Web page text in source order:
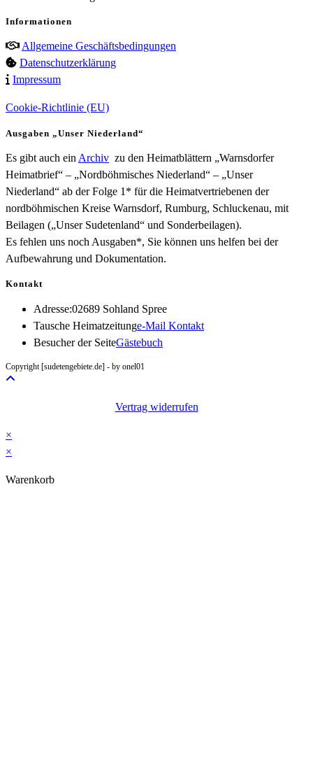
Informationen
Allgemeine Geschäftsbedingungen
Datenschutzerklärung
Impressum
Cookie-Richtlinie (EU)
Ausgaben „Unser Niederland“
Es gibt auch ein Archiv zu den Heimatblättern „Warnsdorfer
Heimatbrief“ – „Nordböhmisches Niederland“ – „Unser
Niederland“ ab der Folge 1* für die Heimatvertriebenen der
nordböhmischen Kreise Warnsdorf, Rumburg, Schluckenau, mit
Beilagen („Unser Sudetenland“ und Sonderbeilagen).
Es fehlen uns noch Ausgaben*, Sie können uns helfen bei der
Aufbewahrung und Dokumentation.
Kontakt
Adresse:02689 Sohland Spree
Tausche Heimatzeitunge-Mail KontaktOpens
Besucher der SeiteGästebuch
Copyright [sudetengebiete.de] - by onel01
Vertrag widerrufen
×
×
Warenkorb